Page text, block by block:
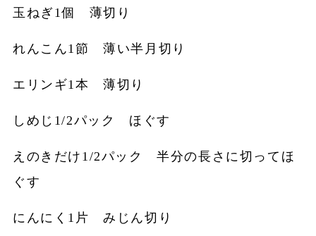
玉ねぎ1個 薄切り
れんこん1節 薄い半月切り
エリンギ1本 薄切り
しめじ1/2パック ほぐす
えのきだけ1/2パック 半分の長さに切ってほ
ぐす
にんにく1片 みじん切り